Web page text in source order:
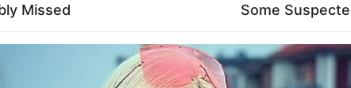
Missed
Some